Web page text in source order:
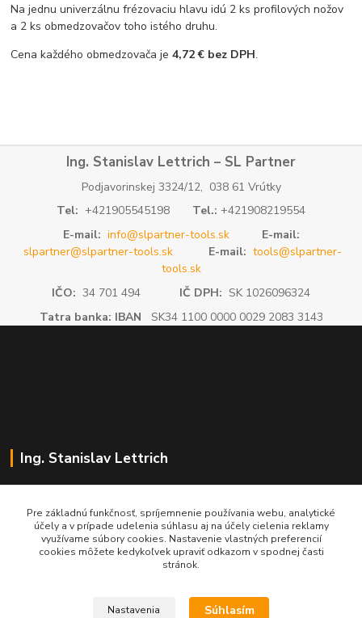
Na jednu univerzálnu frézovaciu hlavu idú 2 ks profilových nožov
a 2 ks obmedzovačov toho istého druhu.
Cena každého obmedzovača je4,72 € bez DPH.
Ing. Stanislav Lettrich – SL Partner
Podjavorinskej 3324/12, 038 61 Vrútky
Tel: +421905545198 Tel.: +421908219554
E-mail: info@slpartner-tools.sk
E-mail:
slpartner@slpartner-tools.sk
E-mail: tools@slpartner-
tools.sk
IČO: 34 701 494 IČ DPH: SK 1026096324
Tatra banka: IBAN SK34 1100 0000 0029 2083 3143
Ing. Stanislav Lettrich
+421 905 545 198
NONSTOP
Pre základnú funkčnosť, spríjemnenie používania webu, analytické
účely a v prípade udelenia súhlasu aj na účely cielenia reklamy
využívame súbory cookies. Nastavenie vlastných preferencií
cookies môžete kedykoľvek upraviť odkazom v spodnej časti
stránok.
Nastavenia Súhlasím